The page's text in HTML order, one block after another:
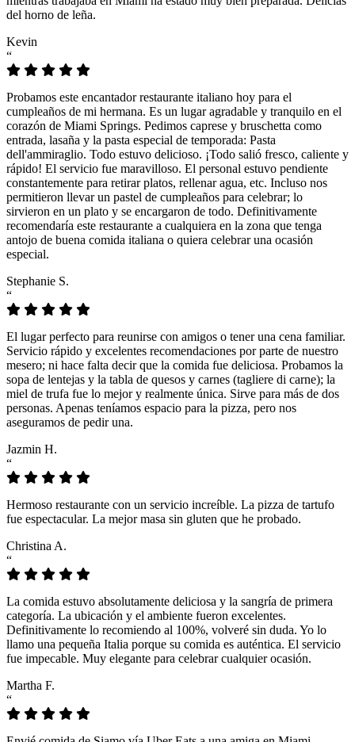
del horno de leña.
Kevin
“
Probamos este encantador restaurante italiano hoy para el
cumpleaños de mi hermana. Es un lugar agradable y tranquilo en el
corazón de Miami Springs. Pedimos caprese y bruschetta como
entrada, lasaña y la pasta especial de temporada: Pasta
dell'ammiraglio. Todo estuvo delicioso. ¡Todo salió fresco, caliente y
rápido! El servicio fue maravilloso. El personal estuvo pendiente
constantemente para retirar platos, rellenar agua, etc. Incluso nos
permitieron llevar un pastel de cumpleaños para celebrar; lo
sirvieron en un plato y se encargaron de todo. Definitivamente
recomendaría este restaurante a cualquiera en la zona que tenga
antojo de buena comida italiana o quiera celebrar una ocasión
especial.
Stephanie S.
“
El lugar perfecto para reunirse con amigos o tener una cena familiar.
Servicio rápido y excelentes recomendaciones por parte de nuestro
mesero; ni hace falta decir que la comida fue deliciosa. Probamos la
sopa de lentejas y la tabla de quesos y carnes (tagliere di carne); la
miel de trufa fue lo mejor y realmente única. Sirve para más de dos
personas. Apenas teníamos espacio para la pizza, pero nos
aseguramos de pedir una.
Jazmin H.
“
Hermoso restaurante con un servicio increíble. La pizza de tartufo
fue espectacular. La mejor masa sin gluten que he probado.
Christina A.
“
La comida estuvo absolutamente deliciosa y la sangría de primera
categoría. La ubicación y el ambiente fueron excelentes.
Definitivamente lo recomiendo al 100%, volveré sin duda. Yo lo
llamo una pequeña Italia porque su comida es auténtica. El servicio
fue impecable. Muy elegante para celebrar cualquier ocasión.
Martha F.
“